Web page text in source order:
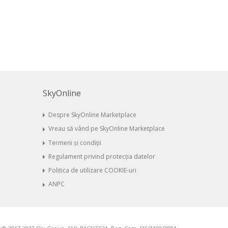
SkyOnline
Despre SkyOnline Marketplace
Vreau să vând pe SkyOnline Marketplace
Termeni și condiții
Regulament privind protecția datelor
Politica de utilizare COOKIE-uri
ANPC